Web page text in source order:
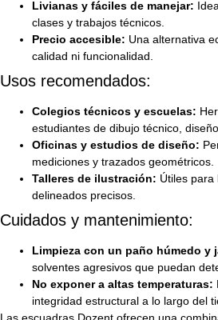
Livianas y fáciles de manejar:
clases y trabajos técnicos.
Precio accesible: Una alternativa
calidad ni funcionalidad.
Usos recomendados:
Colegios técnicos y escuelas:
estudiantes de dibujo técnico,
Oficinas y estudios de diseño:
mediciones y trazados geométricos.
Talleres de ilustración: Útiles para
delineados precisos.
Cuidados y mantenimiento:
Limpieza con un paño húmedo y
solventes agresivos que puedan
No exponer a altas temperaturas:
integridad estructural a lo largo del